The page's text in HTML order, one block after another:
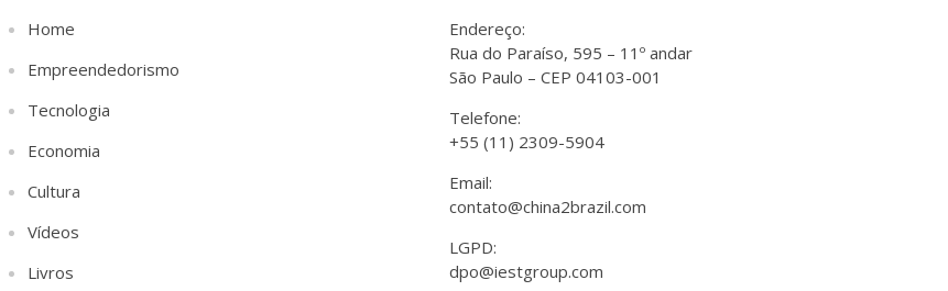
Home
Empreendedorismo
Tecnologia
Economia
Cultura
Vídeos
Livros
Endereço:
Rua do Paraíso, 595 – 11º andar
São Paulo – CEP 04103-001
Telefone:
+55 (11) 2309-5904
Email:
contato@china2brazil.com
LGPD:
dpo@iestgroup.com